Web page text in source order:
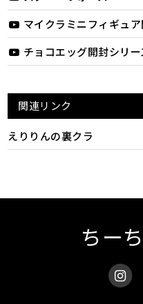
マイクラミニフィギュ
チョコエッグ開封シリー
関連リンク
えりりんの裏クラ
ちー